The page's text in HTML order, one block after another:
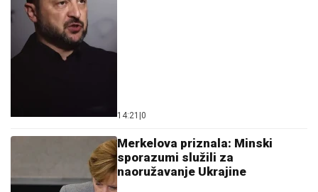
14:21 0
Merkelova priznala: Minski
sporazumi služili za
naoružavanje Ukrajine